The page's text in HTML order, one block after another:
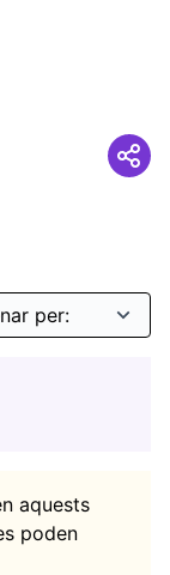
digital
aquests
poden